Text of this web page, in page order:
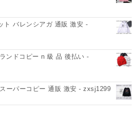
ト バレンシアガ 通販 激安 -
ンドコピー n 級 品 後払い -
ーパーコピー 通販 激安 - zxsj1299